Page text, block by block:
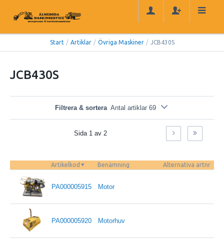
Start / Artiklar / Övriga Maskiner / JCB430S
JCB430S
Filtrera & sortera Antal artiklar 69
Sida 1 av 2
Artikelkod Benämning Alternativa artnr
PA000005915 Motor
PA000005920 Motorhuv